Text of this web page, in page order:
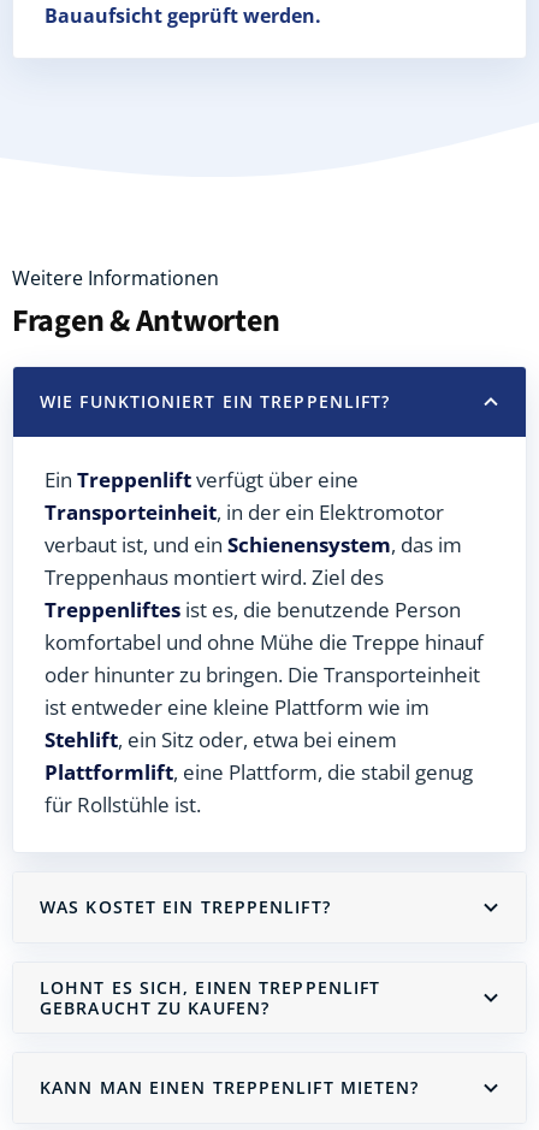
Bauaufsicht geprüft werden.
Weitere Informationen
Fragen & Antworten
WIE FUNKTIONIERT EIN TREPPENLIFT?
Ein Treppenliftverfügt über eine
Transporteinheit, in der ein Elektromotor
verbaut ist, und ein Schienensystem, das im
Treppenhaus montiert wird. Ziel des
Treppenliftes ist es, die benutzende Person
komfortabel und ohne Mühe die Treppe hinauf
oder hinunter zu bringen. Die Transporteinheit
ist entweder eine kleine Plattform wie im
Stehlift, ein Sitz oder, etwa bei einem
Plattformlift, eine Plattform, die stabil genug
für Rollstühle ist.
WAS KOSTET EIN TREPPENLIFT?
LOHNT ES SICH, EINEN TREPPENLIFT
GEBRAUCHT ZU KAUFEN?
KANN MAN EINEN TREPPENLIFT MIETEN?